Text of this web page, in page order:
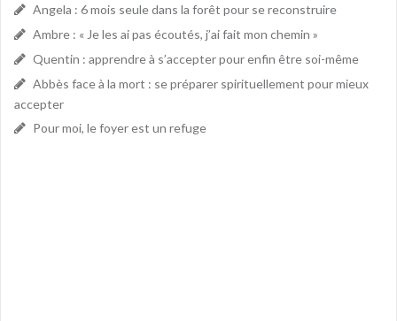
Angela : 6 mois seule dans la forêt pour se reconstruire
Ambre : « Je les ai pas écoutés, j’ai fait mon chemin »
Quentin : apprendre à s’accepter pour enfin être soi-même
Abbès face à la mort : se préparer spirituellement pour mieux
accepter
Pour moi, le foyer est un refuge